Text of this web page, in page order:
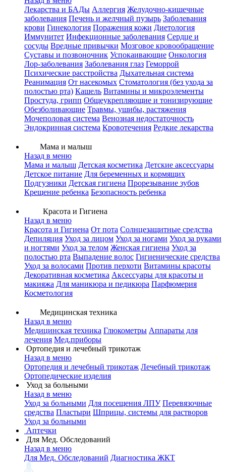
Лекарства и БАДы Аллергия Желудочно-кишечные
заболевания Печень и желчный пузырь Заболевания
крови Гинекология Поражения кожи Диетология
Иммунитет Инфекционные заболевания Сердце и
сосуды Вредные привычки Мозговое кровообращение
Суставы и позвоночник Успокаивающие Онкология
Лор-заболевания Заболевания глаз Геморрой
Психические расстройства Дыхательная система
Реанимация От насекомых Стоматология (без ухода за
полостью рта) Кашель Витамины и микроэлементы
Простуда, грипп Общеукрепляющие и тонизирующие
Обезболивающие Травмы, ушибы, растяжения
Мочеполовая система Венозная недостаточность
Эндокринная система Кровотечения Редкие лекарства
Мама и малыш
Назад в меню
Мама и малыш Детская косметика Детские аксессуары
Детское питание Для беременных и кормящих
Подгузники Детская гигиена Прорезывание зубов
Крещение ребенка Безопасность ребенка
Красота и Гигиена
Назад в меню
Красота и Гигиена От пота Солнцезащитные средства
Депиляция Уход за лицом Уход за ногами Уход за руками
и ногтями Уход за телом Женская гигиена Уход за
полостью рта Выпадение волос Гигиенические средства
Уход за волосами Против перхоти Витамины красоты
Декоративная косметика Аксессуары для красоты и
макияжа Для маникюра и педикюра Парфюмерия
Косметология
Медицинская техника
Назад в меню
Медицинская техника Глюкометры Аппараты для
лечения Мед.приборы
Ортопедия и лечебный трикотаж
Назад в меню
Ортопедия и лечебный трикотаж Лечебный трикотаж
Ортопедические изделия
Уход за больными
Назад в меню
Уход за больными Для посещения ЛПУ Перевязочные
средства Пластыри Шприцы, системы для растворов
Уход за больными
Аптечки
Для Мед. Обследований
Назад в меню
Для Мед. Обследований Диагностика ЖКТ